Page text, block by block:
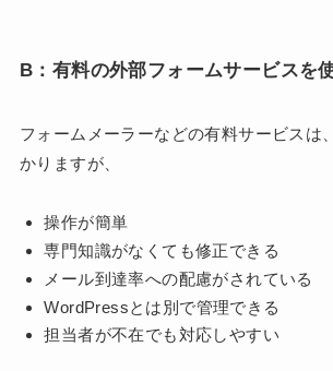
B：有料の外部フォームサービスを
フォームメーラーなどの有料サービスは
かりますが、
操作が簡単
専門知識がなくても修正できる
メール到達率への配慮がされている
WordPressとは別で管理できる
担当者が不在でも対応しやすい